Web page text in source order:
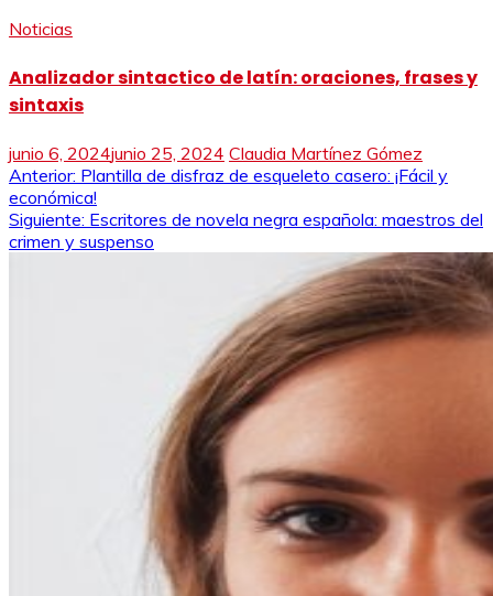
Noticias
Analizador sintactico de latín: oraciones, frases y
sintaxis
junio 6, 2024junio 25, 2024 Claudia Martínez Gómez
Navegación
de
entradas
Anterior: Plantilla de disfraz de esqueleto casero: ¡Fácil y
económica!
Siguiente: Escritores de novela negra española: maestros del
crimen y suspenso